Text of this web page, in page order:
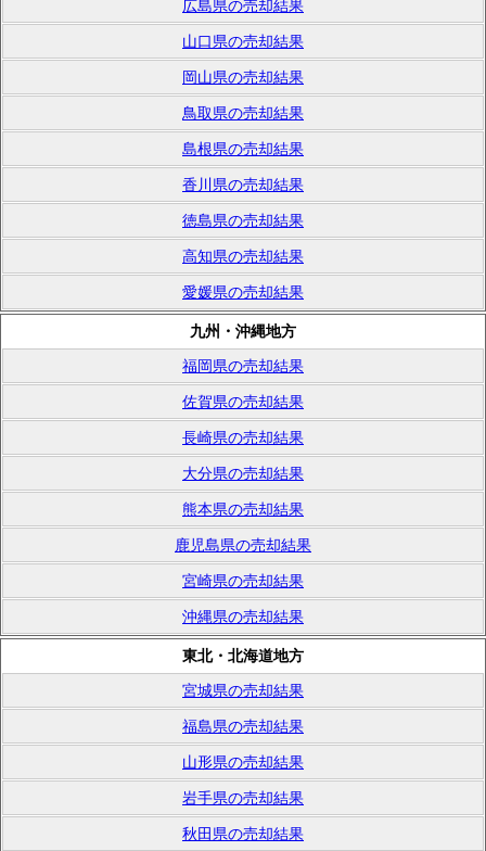
広島県の売却結果
山口県の売却結果
岡山県の売却結果
鳥取県の売却結果
島根県の売却結果
香川県の売却結果
徳島県の売却結果
高知県の売却結果
愛媛県の売却結果
九州・沖縄地方
福岡県の売却結果
佐賀県の売却結果
長崎県の売却結果
大分県の売却結果
熊本県の売却結果
鹿児島県の売却結果
宮崎県の売却結果
沖縄県の売却結果
東北・北海道地方
宮城県の売却結果
福島県の売却結果
山形県の売却結果
岩手県の売却結果
秋田県の売却結果